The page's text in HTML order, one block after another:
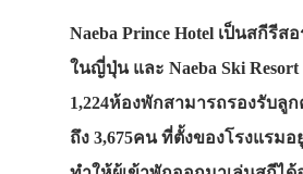
Naeba Prince Hotel เป็นสกีรี
ในญี่ปุ่น และ Naeba Ski
1,224ห้องพักสามารถรองรับลู
ถึง 3,675คน ที่ตั้งของโรงแรม